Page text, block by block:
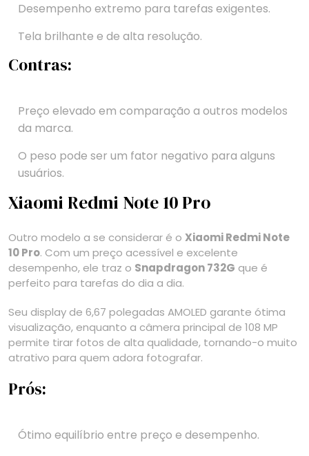
Desempenho extremo para tarefas exigentes.
Tela brilhante e de alta resolução.
Contras:
Preço elevado em comparação a outros modelos
da marca.
O peso pode ser um fator negativo para alguns
usuários.
Xiaomi Redmi Note 10 Pro
Outro modelo a se considerar é o Xiaomi Redmi Note
10 Pro. Com um preço acessível e excelente
desempenho, ele traz o Snapdragon 732G que é
perfeito para tarefas do dia a dia.
Seu display de 6,67 polegadas AMOLED garante ótima
visualização, enquanto a câmera principal de 108 MP
permite tirar fotos de alta qualidade, tornando-o muito
atrativo para quem adora fotografar.
Prós:
Ótimo equilíbrio entre preço e desempenho.